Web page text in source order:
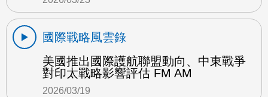
國際戰略風雲錄
美國推出國際護航聯盟動向、中東戰爭
對印太戰略影響評估 FM AM
2026/03/19